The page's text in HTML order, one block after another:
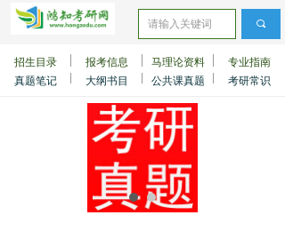
真题笔记 大纲书目 公共课真题 考研常识
招生目录 报考信息 马理论资料 专业指南
끠